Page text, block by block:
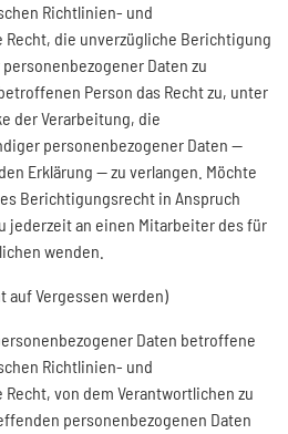
Richtlinien- und
die unverzügliche Berichtigung
Daten zu
Person das Recht zu, unter
der Verarbeitung, die
personenbezogener Daten —
Erklärung — zu verlangen. Möchte
Berichtigungsrecht in Anspruch
jederzeit an einen Mitarbeiter des für
wenden.
auf Vergessen werden)
Daten betroffene
Richtlinien- und
von dem Verantwortlichen zu
personenbezogenen Daten